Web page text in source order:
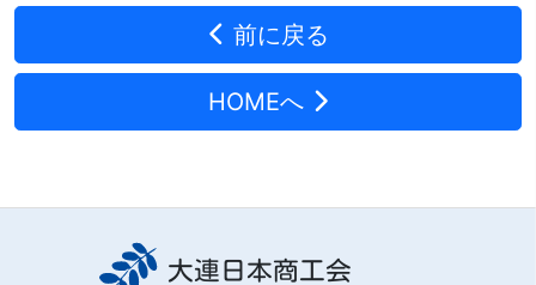
前に戻る
HOMEへ
大連日本商工会